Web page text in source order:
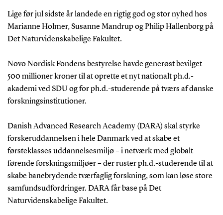
Lige før jul sidste år landede en rigtig god og stor nyhed hos
Marianne Holmer, Susanne Mandrup og Philip Hallenborg på
Det Naturvidenskabelige Fakultet.
Novo Nordisk Fondens bestyrelse havde generøst bevilget
500 millioner kroner til at oprette et nyt nationalt ph.d.-
akademi ved SDU og for ph.d.-studerende på tværs af danske
forskningsinstitutioner.
Danish Advanced Research Academy (DARA) skal styrke
forskeruddannelsen i hele Danmark ved at skabe et
førsteklasses uddannelsesmiljø – i netværk med globalt
førende forskningsmiljøer – der ruster ph.d.-studerende til at
skabe banebrydende tværfaglig forskning, som kan løse store
samfundsudfordringer. DARA får base på Det
Naturvidenskabelige Fakultet.